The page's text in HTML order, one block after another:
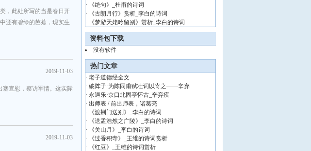
，此处所写的当是春日开
还有碧绿的芭蕉，现实生
2019-11-03
塞宣慰，察访军情。这实际
2019-11-03
·
《绝句》_杜甫的诗词
·
《古朗月行》赏析_李白的诗词
·
《梦游天姥吟留别》赏析_李白的诗词
资料包下载
没有软件
热门文章
· 老子道德经全文
· 破阵子·为陈同甫赋壮词以寄之——辛弃
· 永遇乐·京口北固亭怀古_辛弃疾
· 出师表 / 前出师表，诸葛亮
·
《渡荆门送别》_李白的诗词
·
《送孟浩然之广陵》_李白的诗词
·
《关山月》_李白的诗词
·
《过香积寺》_王维的诗词赏析
·
《红豆》_王维的诗词赏析